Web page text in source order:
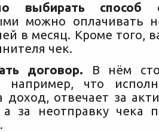
выбирать
можно оплачивать
в месяц. Кроме того,
чек.
договор. В нём
например, что
доход, отвечает за
а за неотправку чека